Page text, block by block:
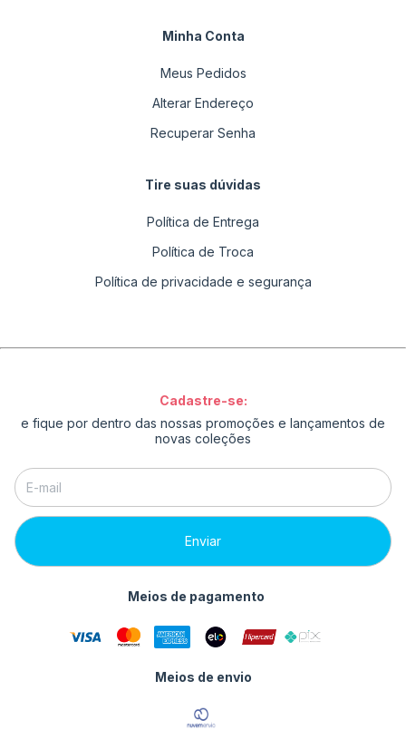
Minha Conta
Meus Pedidos
Alterar Endereço
Recuperar Senha
Tire suas dúvidas
Política de Entrega
Política de Troca
Política de privacidade e segurança
Cadastre-se:
e fique por dentro das nossas promoções e lançamentos de
novas coleções
Meios de pagamento
Meios de envio